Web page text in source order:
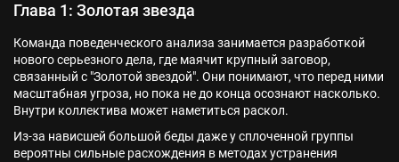
Глава 1: Золотая звезда
Команда поведенческого анализа занимается разработкой
нового серьезного дела, где маячит крупный заговор,
связанный с "Золотой звездой". Они понимают, что перед ними
масштабная угроза, но пока не до конца осознают насколько.
Внутри коллектива может наметиться раскол.
Из-за нависшей большой беды даже у сплоченной группы
вероятны сильные расхождения в методах устранения